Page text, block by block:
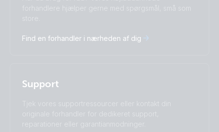
Čeština
Dansk
Italiano
Magyar
Türkçe
Ελληνικά
Русский
Українська
中國人
Subscribe
forhandlere hjælper gerne med spørgsmål, små som
store.
Find en forhandler i nærheden af dig
Support
Tjek vores supportressourcer eller kontakt din
originale forhandler for dedikeret support,
reparationer eller garantianmodninger.